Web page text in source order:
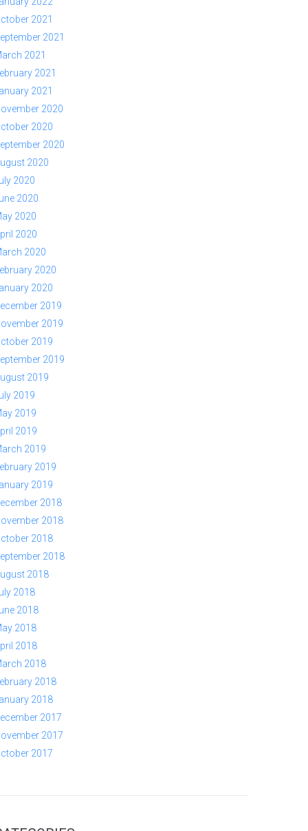
2021
2021
2021
2021
2021
2020
2020
2020
2020
2020
2020
2020
2020
2020
2020
2020
2019
2019
2019
2019
2019
2019
2019
2019
2019
2019
2019
2018
2018
2018
2018
2018
2018
2018
2018
2018
2018
2018
2018
2017
2017
2017